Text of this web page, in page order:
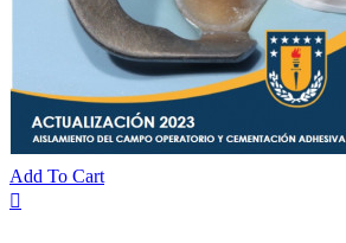
Add To Cart
